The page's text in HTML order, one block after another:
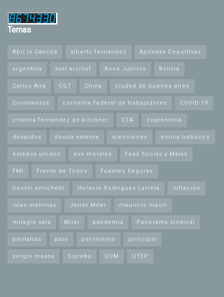
Temas
Abrí la Cancha alberto fernandez Apiladas Deportivas
argentina axel kicillof Boca Juniors Bolivia
Carlos Aira CGT China ciudad de buenos aires
Coronavirus corriente federal de trabajadores COVID-19
cristina fernandez de kirchner CTA cuarentena
despidos deuda externa elecciones emilia trabucco
estados unidos evo morales Feas Sucias y Malas
FMI Frente de Todos Fuentes Seguras
hector amichetti Horacio Rodríguez Larreta inflación
islas malvinas Javier Milei mauricio macri
milagro sala Milei pandemia Panorama sindical
paritarias paro peronismo principal
sergio massa Sipreba UOM UTEP